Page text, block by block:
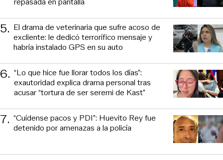
5. El drama de veterinaria que sufre acoso de
excliente: le dedicó terrorífico mensaje y
habría instalado GPS en su auto
6. “Lo que hice fue llorar todos los días”:
exautoridad explica drama personal tras
acusar “tortura de ser seremi de Kast”
7. “Cuídense pacos y PDI”: Huevito Rey fue
detenido por amenazas a la policía